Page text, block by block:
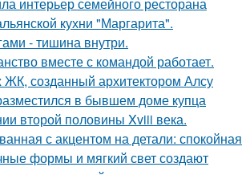
интерьер семейного ресторана
кухни "Маргарита".
- тишина внутри.
вместе с командой работает.
созданный архитектором Алсу
в бывшем доме купца
второй половины Xviii века.
с акцентом на детали: спокойная
формы и мягкий свет создают